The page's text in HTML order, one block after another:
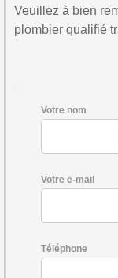
Veuillez à bien
plombier qualifié
Votre nom
Votre e-mail
Téléphone